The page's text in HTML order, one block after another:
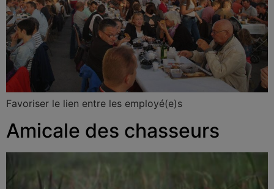
Favoriser le lien entre les employé(e)s
Amicale des chasseurs